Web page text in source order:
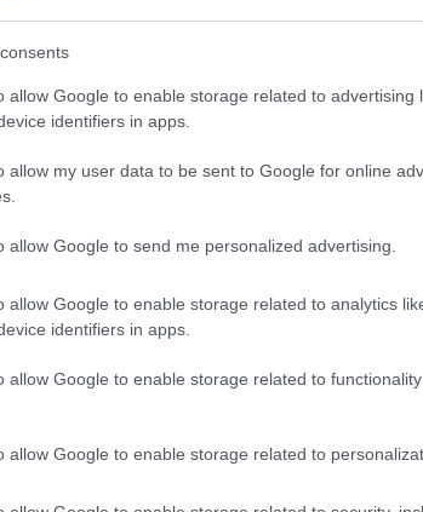
allow Google to enable storage related to advertising
identifiers in apps.
allow my user data to be sent to Google for online
allow Google to send me personalized advertising.
allow Google to enable storage related to analytics
identifiers in apps.
allow Google to enable storage related to
allow Google to enable storage related to
- najważniejsze są